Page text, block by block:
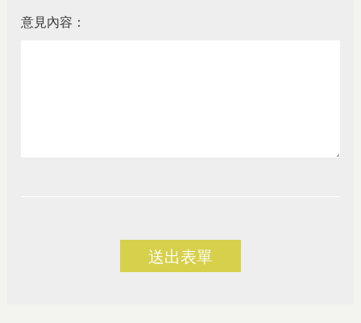
意見內容：
送出表單